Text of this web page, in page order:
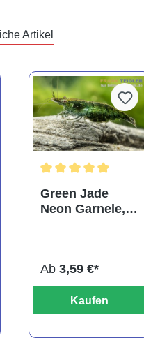
Artikel
Green Jade
Neon Garnele,
Ab 3,59 €*
Kaufen